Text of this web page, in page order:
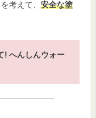
考えて、 安全な塗
! へんしんウォー